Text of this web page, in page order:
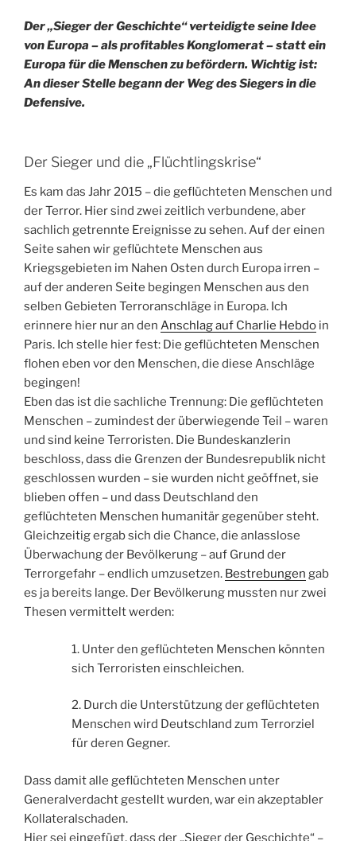
Der „Sieger der Geschichte“ verteidigte seine Idee
von Europa – als profitables Konglomerat – statt ein
Europa für die Menschen zu befördern. Wichtig ist:
An dieser Stelle begann der Weg des Siegers in die
Defensive.
Der Sieger und die „Flüchtlingskrise“
Es kam das Jahr 2015 – die geflüchteten Menschen und
der Terror. Hier sind zwei zeitlich verbundene, aber
sachlich getrennte Ereignisse zu sehen. Auf der einen
Seite sahen wir geflüchtete Menschen aus
Kriegsgebieten im Nahen Osten durch Europa irren –
auf der anderen Seite begingen Menschen aus den
selben Gebieten Terroranschläge in Europa. Ich
erinnere hier nur an den Anschlag auf Charlie Hebdo in
Paris. Ich stelle hier fest: Die geflüchteten Menschen
flohen eben vor den Menschen, die diese Anschläge
begingen!
Eben das ist die sachliche Trennung: Die geflüchteten
Menschen – zumindest der überwiegende Teil – waren
und sind keine Terroristen. Die Bundeskanzlerin
beschloss, dass die Grenzen der Bundesrepublik nicht
geschlossen wurden – sie wurden nicht geöffnet, sie
blieben offen – und dass Deutschland den
geflüchteten Menschen humanitär gegenüber steht.
Gleichzeitig ergab sich die Chance, die anlasslose
Überwachung der Bevölkerung – auf Grund der
Terrorgefahr – endlich umzusetzen. Bestrebungen gab
es ja bereits lange. Der Bevölkerung mussten nur zwei
Thesen vermittelt werden:
1. Unter den geflüchteten Menschen könnten
sich Terroristen einschleichen.
2. Durch die Unterstützung der geflüchteten
Menschen wird Deutschland zum Terrorziel
für deren Gegner.
Dass damit alle geflüchteten Menschen unter
Generalverdacht gestellt wurden, war ein akzeptabler
Kollateralschaden.
Hier sei eingefügt, dass der „Sieger der Geschichte“ –